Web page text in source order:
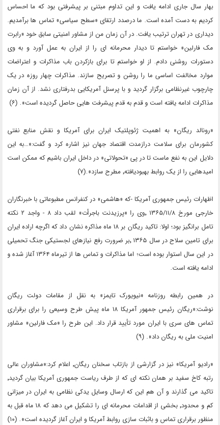
بهار سال جاری ادامه یافت و این تداوم مبتنی بر پیشرفتی بود که ما احساس
کردیم به دست آمده است. ما درصدد ارتقای «سطح سیاسی» تماس ها برآمدیم.
دیداری در تهران ترتیب یافت. در آن زمان من از مشاور امنیتی سابق خود «رابرت
مک فارلین» خواستم تا دیدار محرمانه ای را از ایران به عمل آورد و به وی
دستورات روشنی دادم. از او خواستم تا برای بازکردن باب مذاکرات و اعتراضات
موارد مخالفت اساسی ما را روشن و تصریح سازند. مذاکرات چهار روزه در یک
چارچوب غیرنظامی برگزار گردید و با پرسنل آمریکایی بدرفتاری نشد. از آن زمان
مذاکرات ادامه یافته است و قدم به قدم پیشرفت هایی حاصل گردیده است». (۶)
«رونالد ریگان» به اهمیت ژئوپلتیک ایران برای آمریکا و نقش منابع نفتی
کشورمان برای سلامت درازمدت اقتصاد جهان نیز اشاره کرد و گفت:«…به این
دلایل این به نفع ماست تا در پی «تحولاتی» در داخل ایران باشیم که ممکن است
امیدهایی را از یک روابط بهبودیافته٬ مطرح سازد».(۷)
اظهارات رئیس جمهوری آمریکا -که «هاشمی» در کنفرانس مطبوعاتی با خبرنگاران
خارجی مورخ ۱۳۶۵/۱۱/۸ ٬وی را «پرزیدنت باجرأت» لقب داد ۸ - واجد ۲ نکته
تامل برانگیز بود؛ اولا: تاکید ریگان بر ۱۸ ماه مذاکره نشان داد که اگرچه اراده ایران
برای تامین سلاح در سال ۱۳۶۵ ٬بر ضرورت رفع نیازهای لجستیکی جنگ تحمیلی
در این سال استوار بوده است؛ اما مذاکرات و تماس ها از تیرماه ۱۳۶۴ آغاز شده و
ادامه یافته است.
در همین رابطه روزنامه «نیویورک تایمز» به نقل از مقامات دولت ریگان
نوشت:«ریگان رئیس جمهور آمریکا ۱۸ ماه پیش طرح وسیعی را برای برقراری
تماس های سری با ایران مورد تأیید قرار داد. این طرح را «مک فارلین» مشاور
امنیت ملی به ریگان داد». (۹)
«رادیو آمریکا» نیز در گزارشی از بازتاب سخنان ریگان٬ اعلام کرد:«مشاوران عالی
رتبه کاخ سفید بر همان نکته ای که از طرف ریاست جمهوری آمریکا بیان گردید٬
تاکید می گذارند و آن هم این که ارسال وسایل یدکی نظامی به ایران در میزانی
کم و محدود٬ بخشی از اقدامات محرمانه ای را تشکیل می دهد که ۱۸ ماه قبل به
منظور برقراری تماس و باثبات سازی روابط آمریکا و ایران آغاز گردیده است». (۱۰)